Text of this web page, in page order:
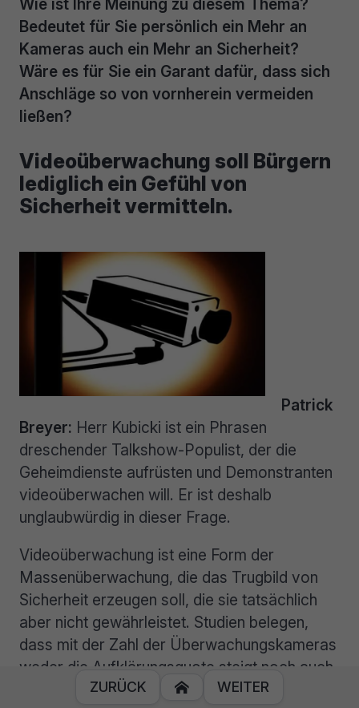
Wie ist Ihre Meinung zu diesem Thema?
Bedeutet für Sie persönlich ein Mehr an
Kameras auch ein Mehr an Sicherheit?
Wäre es für Sie ein Garant dafür, dass sich
Anschläge so von vornherein vermeiden
ließen?
Videoüberwachung soll Bürgern
lediglich ein Gefühl von
Sicherheit vermitteln.
Patrick
Breyer: Herr Kubicki ist ein Phrasen
dreschender Talkshow-Populist, der die
Geheimdienste aufrüsten und Demonstranten
videoüberwachen will. Er ist deshalb
unglaubwürdig in dieser Frage.
Videoüberwachung ist eine Form der
Massenüberwachung, die das Trugbild von
Sicherheit erzeugen soll, die sie tatsächlich
aber nicht gewährleistet. Studien belegen,
dass mit der Zahl der Überwachungskameras
weder die Aufklärungsquote steigt noch auch
nur die gefühlte Sicherheit zunimmt. Im total
ZURÜCK  WEITER